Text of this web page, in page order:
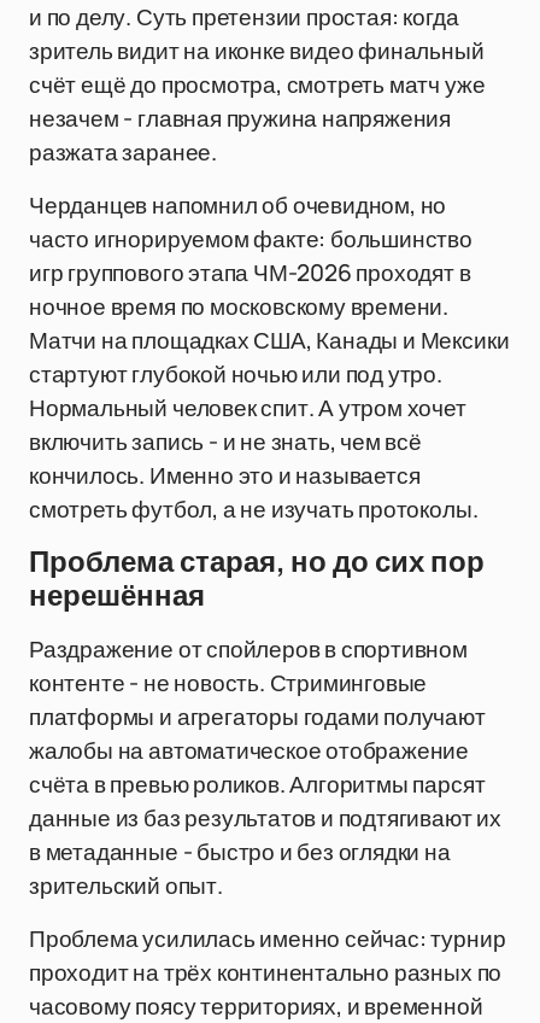
и по делу. Суть претензии простая: когда
зритель видит на иконке видео финальный
счёт ещё до просмотра, смотреть матч уже
незачем - главная пружина напряжения
разжата заранее.
Черданцев напомнил об очевидном, но
часто игнорируемом факте: большинство
игр группового этапа ЧМ-2026 проходят в
ночное время по московскому времени.
Матчи на площадках США, Канады и Мексики
стартуют глубокой ночью или под утро.
Нормальный человек спит. А утром хочет
включить запись - и не знать, чем всё
кончилось. Именно это и называется
смотреть футбол, а не изучать протоколы.
Проблема старая, но до сих пор
нерешённая
Раздражение от спойлеров в спортивном
контенте - не новость. Стриминговые
платформы и агрегаторы годами получают
жалобы на автоматическое отображение
счёта в превью роликов. Алгоритмы парсят
данные из баз результатов и подтягивают их
в метаданные - быстро и без оглядки на
зрительский опыт.
Проблема усилилась именно сейчас: турнир
проходит на трёх континентально разных по
часовому поясу территориях, и временной